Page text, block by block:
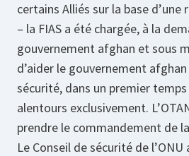
certains Alliés sur la base
– la FIAS a été chargée, à la
gouvernement afghan et sous
d’aider le gouvernement
sécurité, dans un premier
alentours exclusivement.
prendre le commandement de
Le Conseil de sécurité de